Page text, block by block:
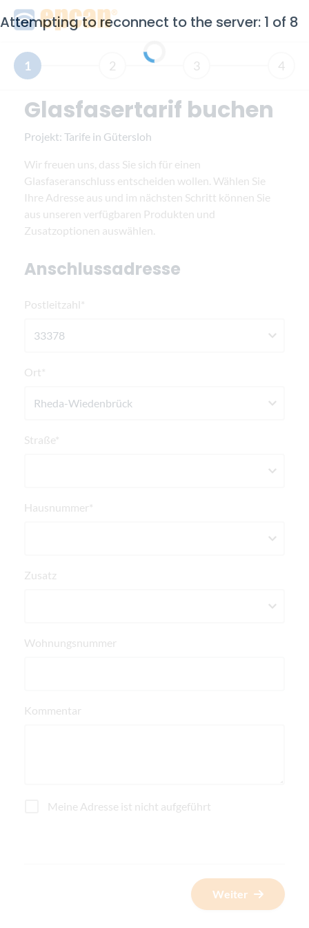
1 2 3 4
Glasfasertarif buchen
Projekt: Tarife in Gütersloh
Wir freuen uns, dass Sie sich für einen
Glasfaseranschluss entscheiden wollen. Wählen Sie
Ihre Adresse aus und im nächsten Schritt können Sie
aus unseren verfügbaren Produkten und
Zusatzoptionen auswählen.
Anschlussadresse
Postleitzahl*
Ort*
Straße*
Hausnummer*
Zusatz
Wohnungsnummer
Kommentar
Meine Adresse ist nicht aufgeführt
Weiter
Attempting to reconnect to the server: 1 of 8